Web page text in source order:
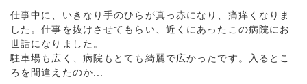
仕事中に、いきなり手のひらが真っ赤になり、痛痒くなりま
した。仕事を抜けさせてもらい、近くにあったこの病院にお
世話になりました。
駐車場も広く、病院もとても綺麗で広かったです。入るとこ
ろを間違えたのか...